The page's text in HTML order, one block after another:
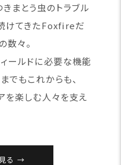
まとう虫のトラブル
けてきたFoxfireだ
数々。
ールドに必要な機能
でもこれからも、
を楽しむ人々を支え
る